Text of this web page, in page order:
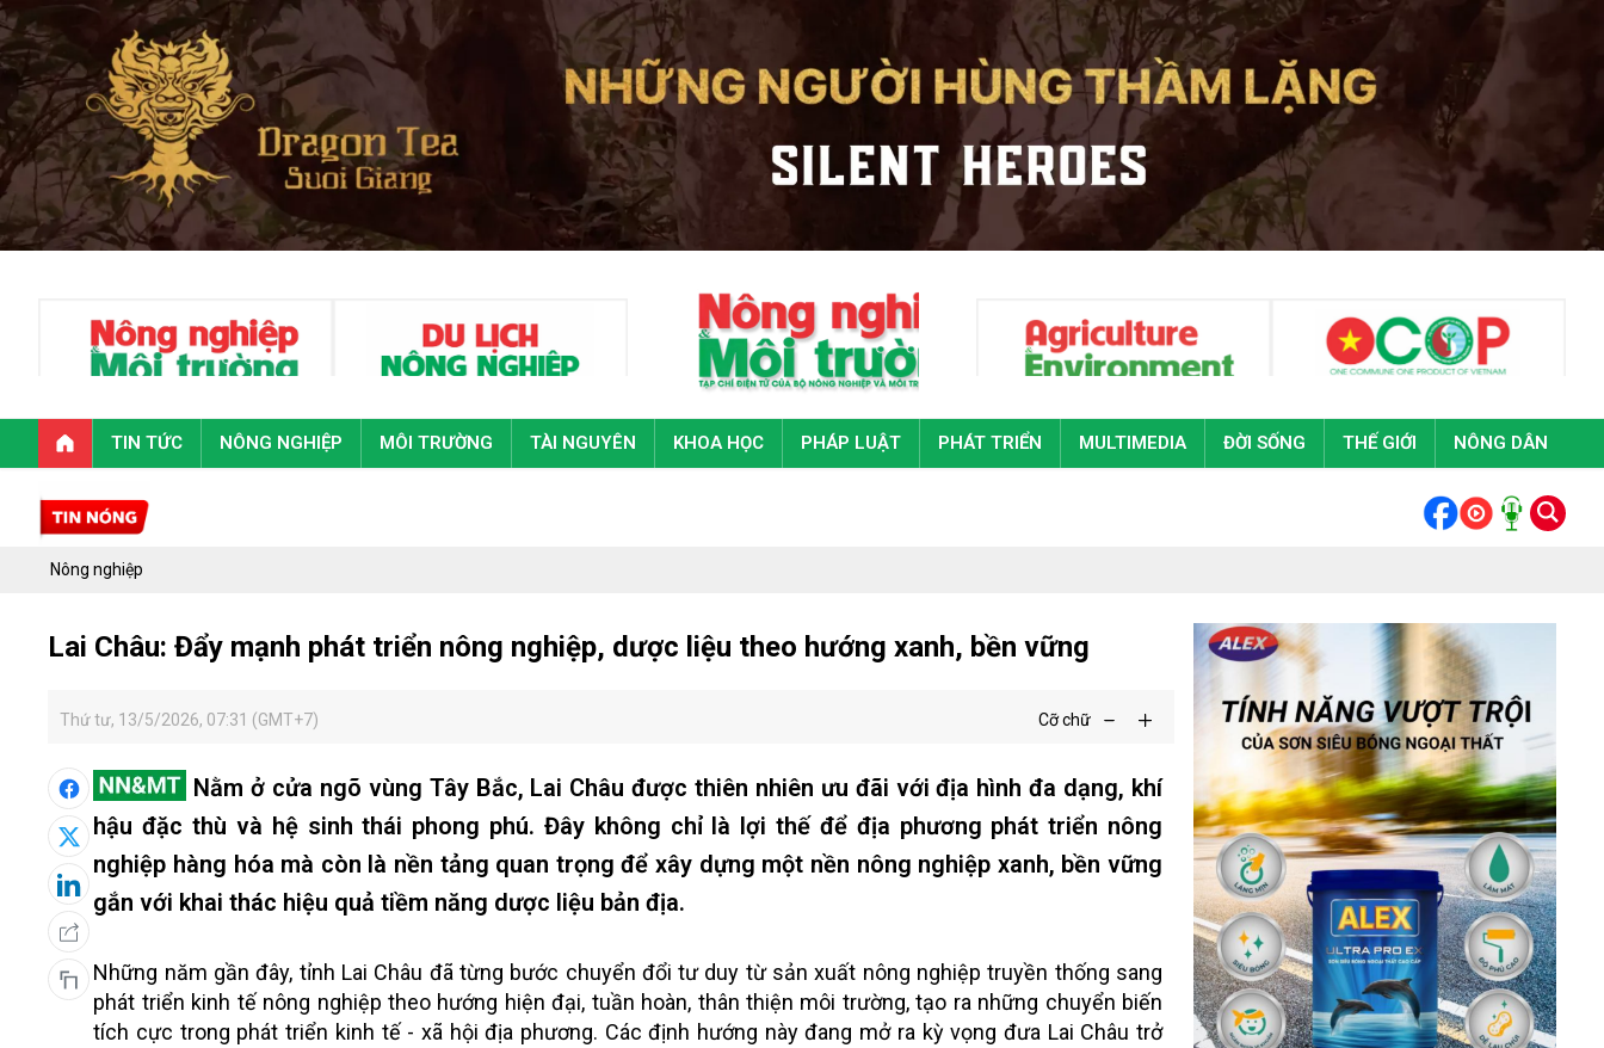
TIN TỨC NÔNG NGHIỆP MÔI TRƯỜNG TÀI NGUYÊN KHOA HỌC PHÁP LUẬT PHÁT TRIỂN MULTIMEDIA ĐỜI SỐNG THẾ GIỚI NÔNG DÂN
Nông nghiệp
Lai Châu: Đẩy mạnh phát triển nông nghiệp, dược liệu theo hướng xanh, bền vững
Thứ tư, 13/5/2026, 07:31 (GMT+7) Cỡ chữ
Nằm ở cửa ngõ vùng Tây Bắc, Lai Châu được thiên nhiên ưu đãi với địa hình đa dạng, khí
hậu đặc thù và hệ sinh thái phong phú. Đây không chỉ là lợi thế để địa phương phát triển nông
nghiệp hàng hóa mà còn là nền tảng quan trọng để xây dựng một nền nông nghiệp xanh, bền vững
gắn với khai thác hiệu quả tiềm năng dược liệu bản địa.
Những năm gần đây, tỉnh Lai Châu đã từng bước chuyển đổi tư duy từ sản xuất nông nghiệp truyền thống sang
phát triển kinh tế nông nghiệp theo hướng hiện đại, tuần hoàn, thân thiện môi trường, tạo ra những chuyển biến
tích cực trong phát triển kinh tế - xã hội địa phương. Các định hướng này đang mở ra kỳ vọng đưa Lai Châu trở